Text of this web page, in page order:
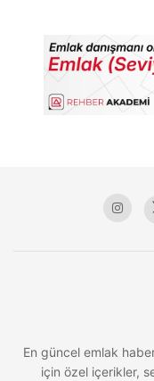
En güncel emlak
için özel içerikler,